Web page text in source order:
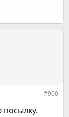
#900
посылку.